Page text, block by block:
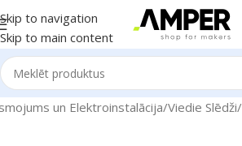
Skip to navigation
Skip to main content
un Elektroinstalācija/Viedie Slēdži/